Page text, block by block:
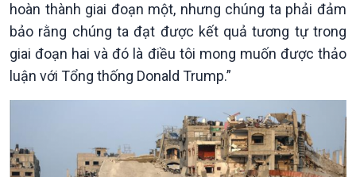
Kinh tế
Dòng chảy Kinh tế
Sức sống hàng Việt
Nông nghiệp & Biển đảo
Tin Nông nghiệp & Biển
đảo
Mùa vàng
Biển đảo Việt Nam
hoàn thành giai đoạn một, nhưng chúng ta phải đảm
bảo rằng chúng ta đạt được kết quả tương tự trong
giai đoạn hai và đó là điều tôi mong muốn được thảo
luận với Tổng thống Donald Trump.”